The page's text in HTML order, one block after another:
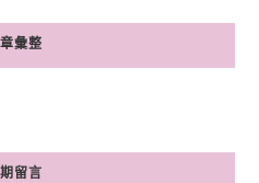
彙整
留言